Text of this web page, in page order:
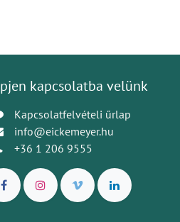
kapcsolatba velünk
Kapcsolatfelvételi űrlap
info@eickemeyer.hu
+36 1 206 9555